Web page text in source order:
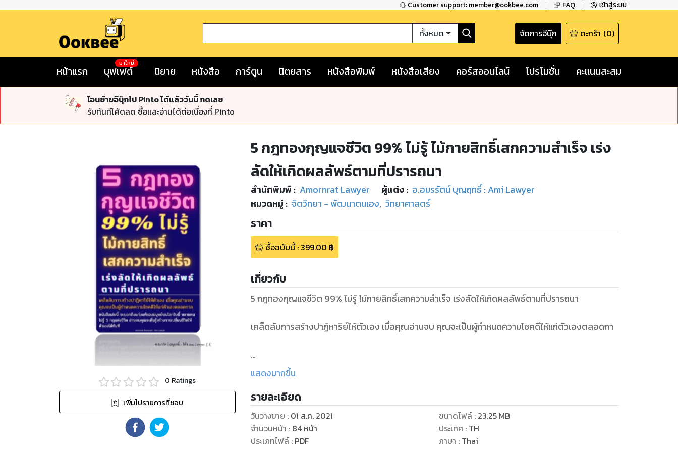
Customer support: member@ookbee.com FAQ เข้าสู่ระบบ
ทั้งหมด จัดการอีบุ๊ก ตะกร้า (0)
หน้าแรก บุฟเฟต์
มาใหม่
นิยาย หนังสือ การ์ตูน นิตยสาร หนังสือพิมพ์ หนังสือเสียง คอร์สออนไลน์ โปรโมชั่น คะแนนสะสม
โอนย้ายอีบุ๊กไป Pinto ได้แล้ววันนี้ กดเลย
รับทันทีโค้ดลด ซื้อและอ่านได้ต่อเนื่องที่ Pinto
0 Ratings
เพิ่มไปรายการที่ชอบ
5 กฎทองกุญแจชีวิต 99% ไม่รู้ ไม้กายสิทธิ์เสกความสำเร็จ เร่ง
ลัดให้เกิดผลลัพธ์ตามที่ปรารถนา
สำนักพิมพ์ : Amornrat Lawyer ผู้แต่ง : อ.อมรรัตน์ บุญฤทธิ์ : Ami Lawyer
หมวดหมู่ : จิตวิทยา - พัฒนาตนเอง, วิทยาศาสตร์
ราคา
ซื้อฉบับนี้: 399.00 ฿
เกี่ยวกับ
5 กฎทองกุญแจชีวิต 99% ไม่รู้ ไม้กายสิทธิ์เสกความสำเร็จ เร่งลัดให้เกิดผลลัพธ์ตามที่ปรารถนา
เคล็ดลับการสร้างปาฏิหาริย์ให้ตัวเอง เมื่อคุณอ่านจบ คุณจะเป็นผู้กำหนดความโชคดีให้แก่ตัวเองตลอดกาล
หนังสือเล่มนี้ จะบอกถึงแก่งแท้ของมนุษย์บนโลกใบนี้ หลายคนไม่รู้ 4 กฎแห่งชีวิต อ่านจบคุณจะตื่นรู้สร้าง
คุณจะกลายเป็นแม่เหล็กดึงดูดความสำเร็จ
เคล็ดลับสร้าง ปาฏิหาริย์ให้ชีวิตของคุณ
แสดงมากขึ้น
รายละเอียด
วันวางขาย : 01 ส.ค. 2021
จำนวนหน้า : 84 หน้า
ประเภทไฟล์: PDF
ขนาดไฟล์: 23.25 MB
ประเทศ : TH
ภาษา : Thai